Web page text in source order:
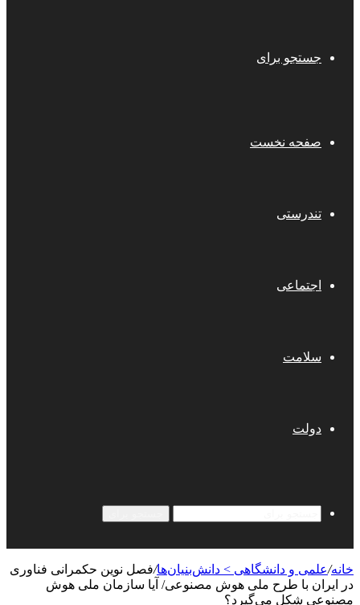
جستجو برای
صفحه نخست
تندرستی
اجتماعی
سلامت
دولت
خانه/علمی‌ و دانشگاهی > دانش‌بنیان‌ها/فصل نوین حکمرانی فناوری
در ایران با طرح ملی هوش مصنوعی/ آیا سازمان ملی هوش
مصنوعی شکل می‌گیرد؟